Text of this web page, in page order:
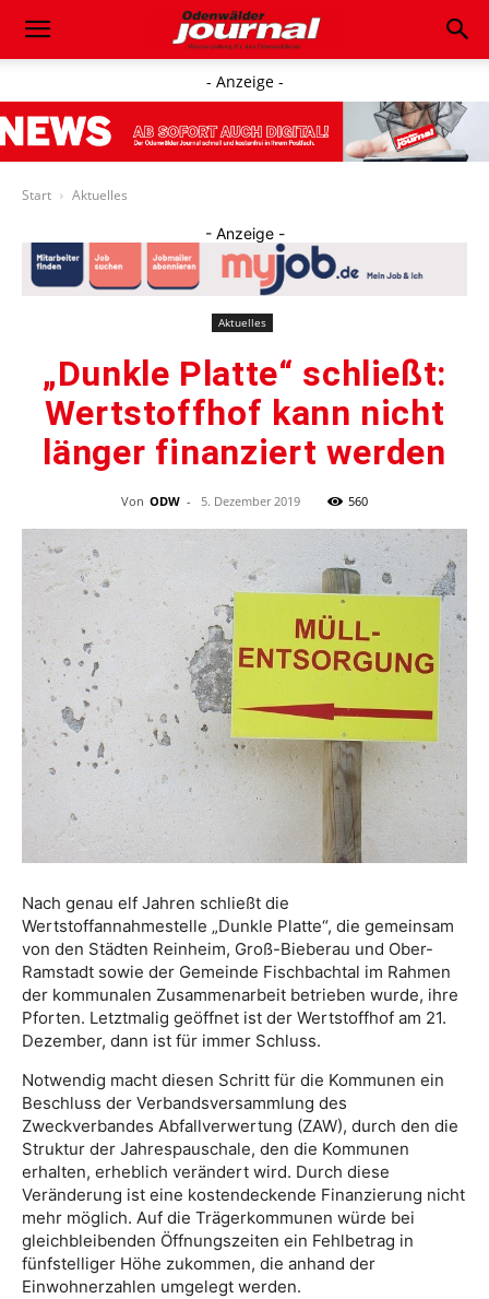
- Anzeige -
Start Aktuelles
- Anzeige -
Aktuelles
„Dunkle Platte“ schließt:
Wertstoffhof kann nicht
länger finanziert werden
Von ODW - 5. Dezember 2019 560
Nach genau elf Jahren schließt die
Wertstoffannahmestelle „Dunkle Platte“, die gemeinsam
von den Städten Reinheim, Groß-Bieberau und Ober-
Ramstadt sowie der Gemeinde Fischbachtal im Rahmen
der kommunalen Zusammenarbeit betrieben wurde, ihre
Pforten. Letztmalig geöffnet ist der Wertstoffhof am 21.
Dezember, dann ist für immer Schluss.
Notwendig macht diesen Schritt für die Kommunen ein
Beschluss der Verbandsversammlung des
Zweckverbandes Abfallverwertung (ZAW), durch den die
Struktur der Jahrespauschale, den die Kommunen
erhalten, erheblich verändert wird. Durch diese
Veränderung ist eine kostendeckende Finanzierung nicht
mehr möglich. Auf die Trägerkommunen würde bei
gleichbleibenden Öffnungszeiten ein Fehlbetrag in
fünfstelliger Höhe zukommen, die anhand der
Einwohnerzahlen umgelegt werden.